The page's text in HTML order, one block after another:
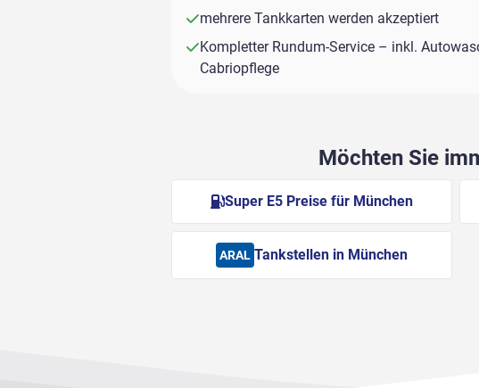
mehrere Tankkarten werden akzeptiert
Kompletter Rundum-Service – inkl.
Cabriopflege
Möchten Sie
Super E5 Preise für München
ARAL Tankstellen in München